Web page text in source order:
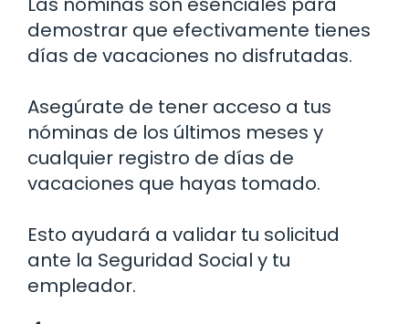
demostrar que efectivamente tienes
días de vacaciones no disfrutadas.
Asegúrate de tener acceso a tus
nóminas de los últimos meses y
cualquier registro de días de
vacaciones que hayas tomado.
Esto ayudará a validar tu solicitud
ante la Seguridad Social y tu
empleador.